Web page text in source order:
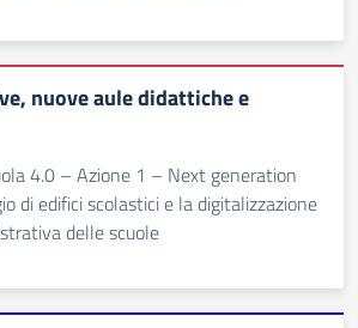
nuove aule didattiche e
4.0 – Azione 1 – Next generation
di edifici scolastici e la digitalizzazione
delle scuole